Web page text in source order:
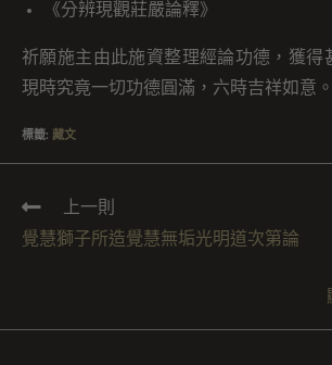
《分辨現觀莊嚴論釋》
祈願施主由此施資整理經論功德，獲得
現時究竟一切功德圓滿，六時吉祥如意。
標籤: 藏文
上一則
覺慧獅子所造覺慧無垢光明道次第論